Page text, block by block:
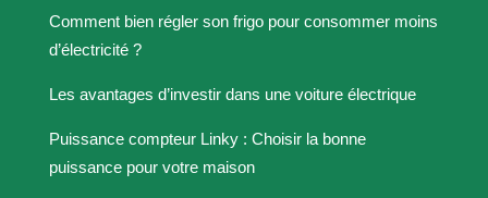
Comment bien régler son frigo pour consommer moins
d’électricité ?
Les avantages d’investir dans une voiture électrique
Puissance compteur Linky : Choisir la bonne
puissance pour votre maison